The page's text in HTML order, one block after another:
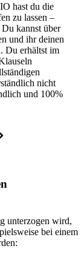
hast du die
zu lassen –
Du kannst über
und ihr deinen
Du erhältst im
nicht
und 100%
unterzogen wird,
bei einem